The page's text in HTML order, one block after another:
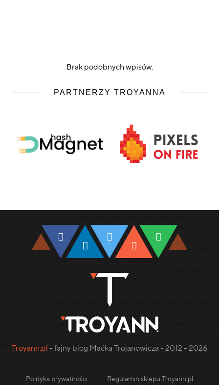
Brak podobnych wpisów.
PARTNERZY TROYANNA
Troyann.pl - fajny blog Maćka Trojanowicza - 2012 - 2026
Polityka prywatności Regulamin sklepu Troyann.pl